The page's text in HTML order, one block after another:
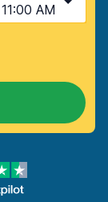
11:00 AM